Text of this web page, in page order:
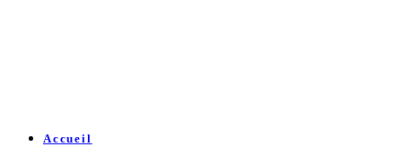
Accueil